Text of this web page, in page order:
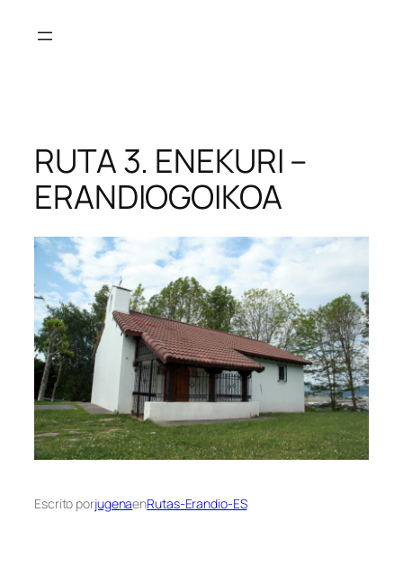
RUTA 3. ENEKURI –
ERANDIOGOIKOA
Escrito porjugenaenRutas-Erandio-ES